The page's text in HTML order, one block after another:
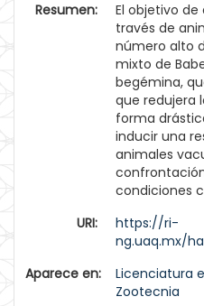
Resumen:
El objetivo
través de
número alto
mixto de
begémina,
que redujera
forma
inducir una
animales
condiciones
URI:
https://ri-
ng.uaq.mx/
Aparece en:
Licenciatura
Zootecnia